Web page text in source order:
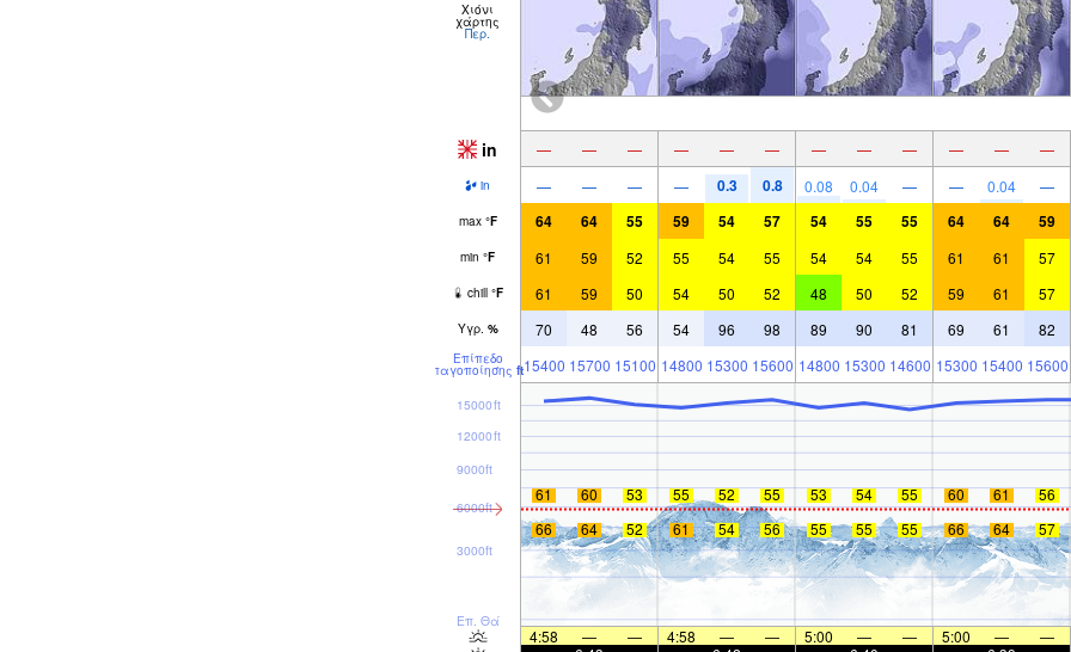
Χιόνι
χάρτης
Περ.
in — — — — — — — — — — — —
in — — — — 0.3 0.8 0.08 0.04 — — 0.04 —
max °F 64 64 55 59 54 57 54 55 55 64 64 59
min °F 61 59 52 55 54 55 54 54 55 61 61 57
chill °F 61 59 50 54 50 52 48 50 52 59 61 57
Υγρ. % 70 48 56 54 96 98 89 90 81 69 61 82
Επίπεδο
παγοποίησης ft15400 15700 15100 14800 15300 15600 14800 15300 14600 15300 15400 15600
Επ. Θάλ
3000ft
6000ft
9000ft
12000ft
15000ft
61 60 53 55 52 55 53 54 55 60 61 56
66
64 52 61 54 56 55 55 55 66 64 57
4:58 — — 4:58 — — 5:00 — — 5:00 — —